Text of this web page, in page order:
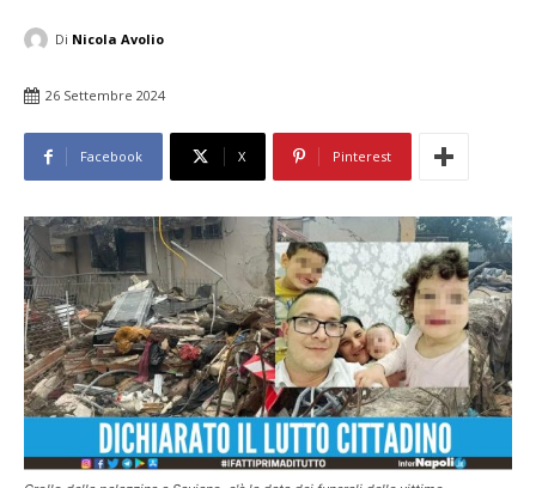
Di Nicola Avolio
26 Settembre 2024
Facebook X Pinterest